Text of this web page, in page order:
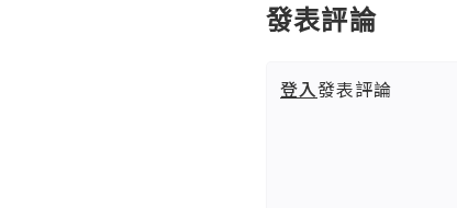
發表評論
登入發表評論